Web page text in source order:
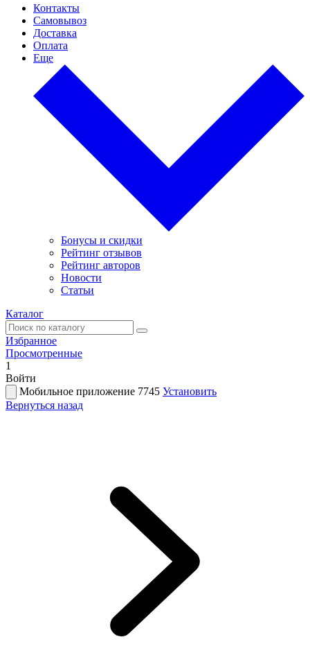
Контакты
Самовывоз
Доставка
Оплата
Еще
Бонусы и скидки
Рейтинг отзывов
Рейтинг авторов
Новости
Статьи
Каталог
Избранное
Просмотренные
1
Войти
Мобильное приложение 7745 Установить
Вернуться назад